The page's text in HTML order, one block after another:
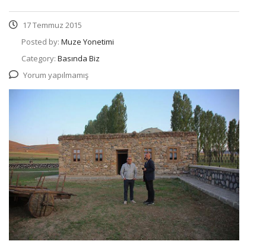
17 Temmuz 2015
Posted by: Muze Yonetimi
Category: Basında Biz
Yorum yapılmamış